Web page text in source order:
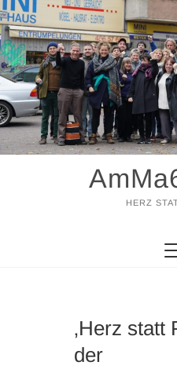
Zum
Inhalt
springen
HERZ
‚Herz statt
der